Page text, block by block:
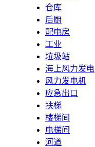
仓库
后厨
配电房
工业
垃圾站
海上风力发电
风力发电机
应急出口
扶梯
楼梯间
电梯间
河道